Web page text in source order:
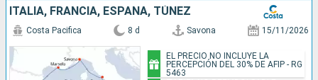
ITALIA, FRANCIA, ESPAÑA, TÚNEZ
Costa Pacifica 8 d Savona 15/11/2026
EL PRECIO NO INCLUYE LA
PERCEPCIÓN DEL 30% DE AFIP - RG
5463